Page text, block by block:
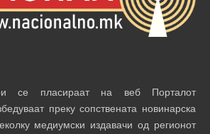
се пласираат на веб Порталот
преку сопствената новинарска
медиумски издавачи од регионот